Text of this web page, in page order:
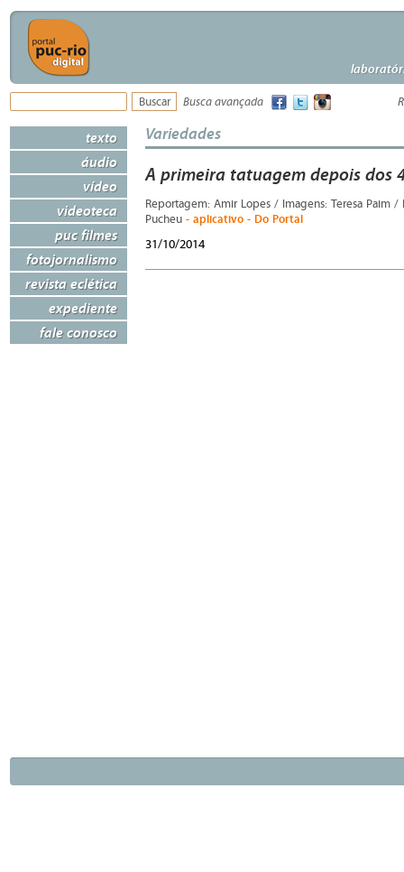
Busca avançada
texto
áudio
vídeo
videoteca
puc filmes
fotojornalismo
revista eclética
expediente
fale conosco
Variedades
A primeira tatuagem depois dos
Reportagem: Amir Lopes / Imagens: Teresa Paim
Pucheu - aplicativo - Do Portal
31/10/2014